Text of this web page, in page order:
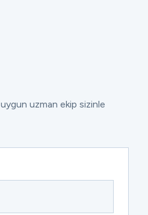
uygun uzman ekip sizinle